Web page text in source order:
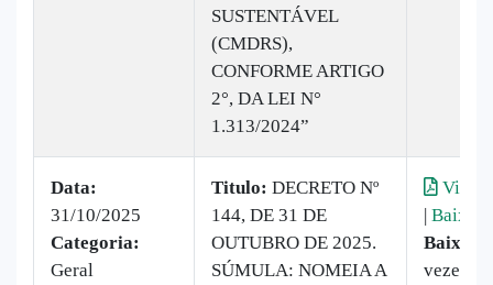
SUSTENTÁVEL
(CMDRS),
CONFORME ARTIGO
2°, DA LEI N°
1.313/2024”
Data:
31/10/2025
Categoria:
Geral
Titulo: DECRETO Nº
144, DE 31 DE
OUTUBRO DE 2025.
SÚMULA: NOMEIA A
| Baixar
vezes